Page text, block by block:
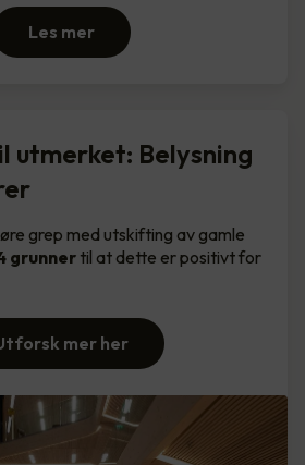
Les mer
utmerket: Belysning
grep med utskifting av gamle
grunner til at dette er positivt for
mer her